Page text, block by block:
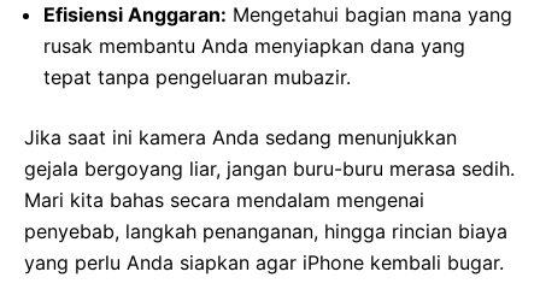
Efisiensi Anggaran: Mengetahui bagian mana yang
rusak membantu Anda menyiapkan dana yang
tepat tanpa pengeluaran mubazir.
Jika saat ini kamera Anda sedang menunjukkan
gejala bergoyang liar, jangan buru-buru merasa sedih.
Mari kita bahas secara mendalam mengenai
penyebab, langkah penanganan, hingga rincian biaya
yang perlu Anda siapkan agar iPhone kembali bugar.